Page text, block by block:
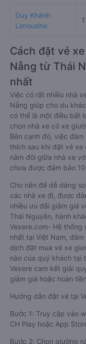
Duy Khánh
Limousine
Cách đặt vé
Nẵng từ Thái
nhất
Việc có rất nhiều nhà
Nẵng giúp cho du
có thể là một điều bất
chọn nhà xe có xe
Bên cạnh đó, việc
thích sau khi đặt vé
nằm đôi giữa nhà xe
chưa được đảm bảo
Cho nên để dễ dàng
các nhà xe đi, được
nhiều ưu đãi giảm giá
Thái Nguyên, hành
Vexere.com- Hệ
nhất tại Việt Nam,
dịch đặt mua vé xe
nào của quý khách tại
Vexere cam kết giải
giảm giá hoặc hoàn
Hướng dẫn đặt vé tại
Bước 1: Truy cập vào
CH Play hoặc App
Bước 2: Chọn giường